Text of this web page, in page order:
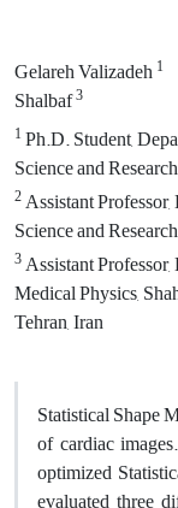
Gelareh Valizadeh1
Shalbaf3
1Ph.D. Student,
Science and
2Assistant
Science and
3Assistant
Medical Physics,
Tehran, Iran
Statistical Shape
of cardiac
optimized